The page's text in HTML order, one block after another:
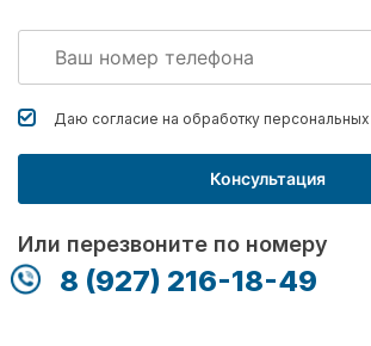
Даю согласие на обработку
Консультация
Или перезвоните по номеру
8 (927) 216-18-49